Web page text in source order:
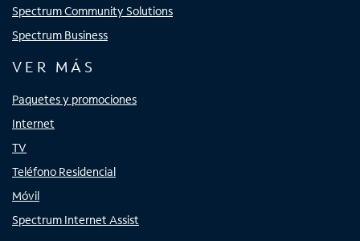
Spectrum Community Solutions
Spectrum Business
VER MÁS
Paquetes y promociones
Internet
TV
Teléfono Residencial
Móvil
Spectrum Internet Assist